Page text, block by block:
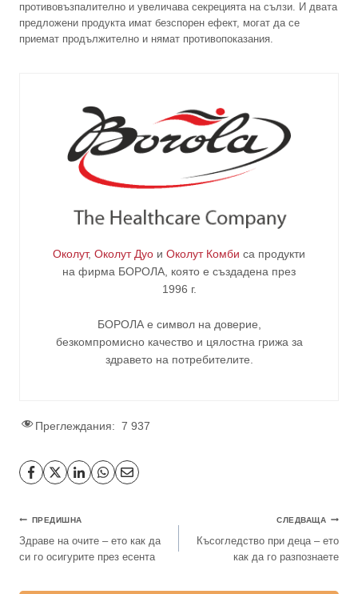
противовъзпалително и увеличава секрецията на сълзи. И двата
предложени продукта имат безспорен ефект, могат да се
приемат продължително и нямат противопоказания.
Околут, Околут Дуо и Околут Комби са продукти
на фирма БОРОЛА , която е създадена през
1996 г.
БОРОЛА е символ на доверие,
безкомпромисно качество и цялостна грижа за
здравето на потребителите
Преглеждания: 7 937
ПРЕДИШНА
Здраве на очите – ето как да
си го осигурите през есента
СЛЕДВАЩА
Късогледство при деца – ето
как да го разпознаете